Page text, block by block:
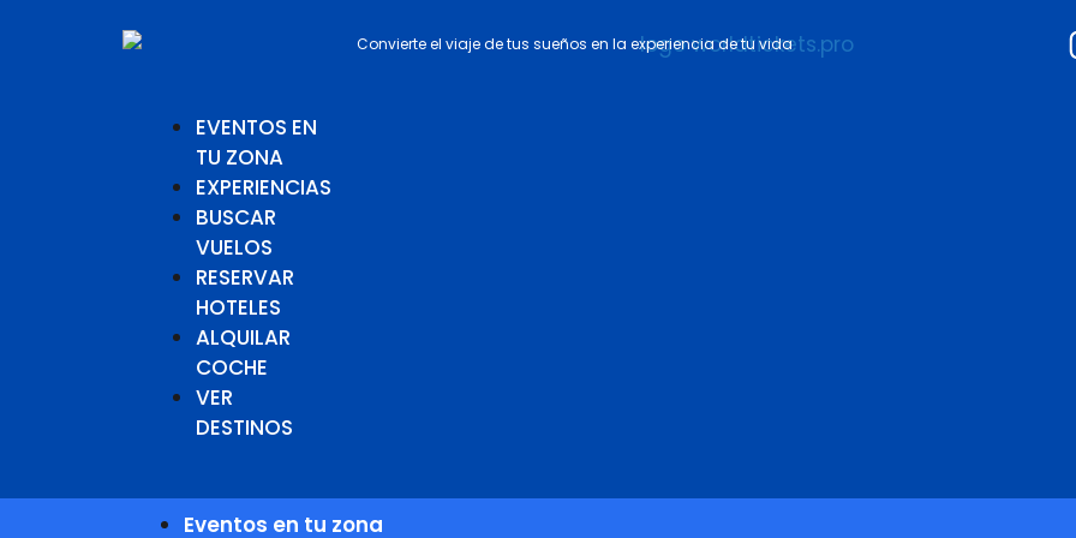
Convierte el viaje de tus sueños en la experiencia de tu vida
EVENTOS EN
TU ZONA
EXPERIENCIAS
BUSCAR
VUELOS
RESERVAR
HOTELES
ALQUILAR
COCHE
VER
DESTINOS
Eventos en tu zona